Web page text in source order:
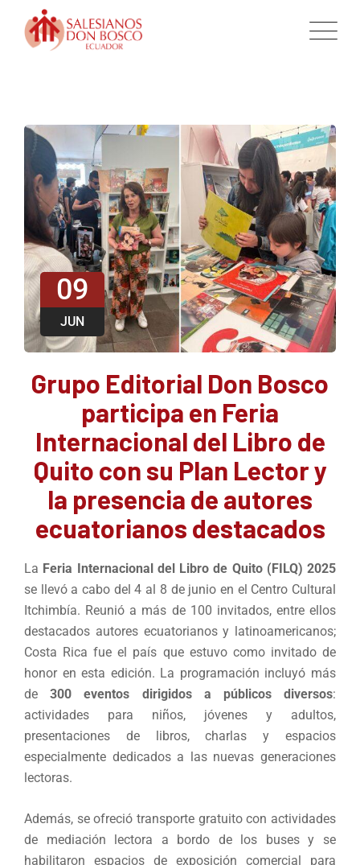
09
JUN
Grupo Editorial Don Bosco
participa en Feria
Internacional del Libro de
Quito con su Plan Lector y
la presencia de autores
ecuatorianos destacados
La Feria Internacional del Libro de Quito (FILQ) 2025
se llevó a cabo del 4 al 8 de junio en el Centro Cultural
Itchimbía. Reunió a más de 100 invitados, entre ellos
destacados autores ecuatorianos y latinoamericanos;
Costa Rica fue el país que estuvo como invitado de
honor en esta edición. La programación incluyó más
de300 eventos dirigidos a públicos diversos:
actividades para niños, jóvenes y adultos,
presentaciones de libros, charlas y espacios
especialmente dedicados a las nuevas generaciones
lectoras.
Además, se ofreció transporte gratuito con actividades
de mediación lectora a bordo de los buses y se
habilitaron espacios de exposición comercial para